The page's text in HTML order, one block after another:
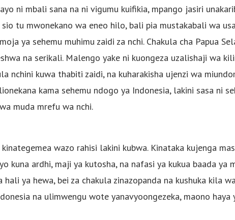
ni mbali sana na ni vigumu kuifikia, mpango jasiri
tu mwonekano wa eneo hilo, bali pia mustakabali wa
ya sehemu muhimu zaidi za nchi. Chakula cha Papua
na serikali. Malengo yake ni kuongeza uzalishaji wa
nchini kuwa thabiti zaidi, na kuharakisha ujenzi wa
kama sehemu ndogo ya Indonesia, lakini sasa ni
muda mrefu wa nchi.
wazo rahisi lakini kubwa. Kinataka kujenga
kuna ardhi, maji ya kutosha, na nafasi ya kukua baada ya
hali ya hewa, bei za chakula zinazopanda na kushuka kila
na ulimwengu wote yanavyoongezeka, maono haya